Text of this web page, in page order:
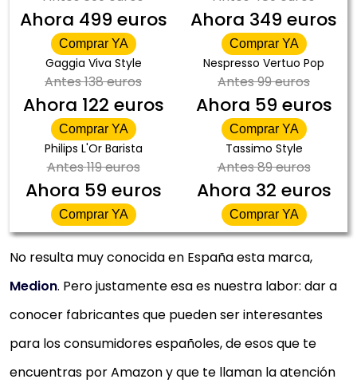
Ahora 499 euros
Comprar YA
Ahora 349 euros
Comprar YA
Gaggia Viva Style
Antes138 euros
Ahora 122 euros
Comprar YA
Nespresso Vertuo Pop
Antes99 euros
Ahora 59 euros
Comprar YA
Philips L'Or Barista
Antes119 euros
Ahora 59 euros
Comprar YA
Tassimo Style
Antes89 euros
Ahora 32 euros
Comprar YA
No resulta muy conocida en España esta marca,
Medion. Pero justamente esa es nuestra labor: dar a
conocer fabricantes que pueden ser interesantes
para los consumidores españoles, de esos que te
encuentras por Amazon y que te llaman la atención